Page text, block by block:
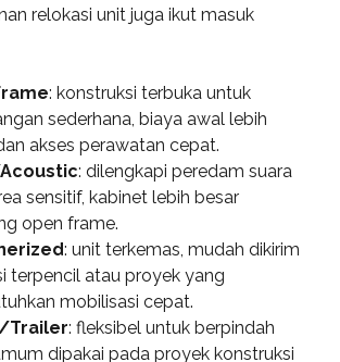
relokasi unit juga ikut masuk
: konstruksi terbuka untuk
sederhana, biaya awal lebih
akses perawatan cepat.
: dilengkapi peredam suara
sensitif, kabinet lebih besar
open frame.
: unit terkemas, mudah dikirim
terpencil atau proyek yang
mobilisasi cepat.
Trailer: fleksibel untuk berpindah
dipakai pada proyek konstruksi